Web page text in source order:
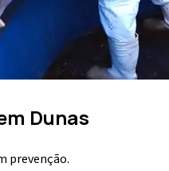
Dunas
prevenção.